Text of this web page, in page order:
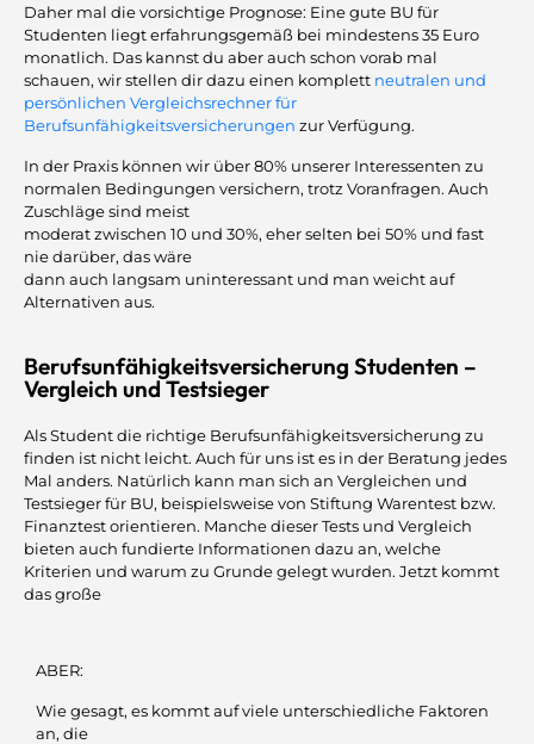
Daher mal die vorsichtige Prognose: Eine gute BU für
Studenten liegt erfahrungsgemäß bei mindestens 35 Euro
monatlich. Das kannst du aber auch schon vorab mal
schauen, wir stellen dir dazu einen komplett neutralen und
persönlichen Vergleichsrechner für
Berufsunfähigkeitsversicherungen zur Verfügung.
In der Praxis können wir über 80% unserer Interessenten zu
normalen Bedingungen versichern, trotz Voranfragen. Auch
Zuschläge sind meist
moderat zwischen 10 und 30%, eher selten bei 50% und fast
nie darüber, das wäre
dann auch langsam uninteressant und man weicht auf
Alternativen aus.
Berufsunfähigkeitsversicherung Studenten –
Vergleich und Testsieger
Als Student die richtige Berufsunfähigkeitsversicherung zu
finden ist nicht leicht. Auch für uns ist es in der Beratung jedes
Mal anders. Natürlich kann man sich an Vergleichen und
Testsieger für BU, beispielsweise von Stiftung Warentest bzw.
Finanztest orientieren. Manche dieser Tests und Vergleich
bieten auch fundierte Informationen dazu an, welche
Kriterien und warum zu Grunde gelegt wurden. Jetzt kommt
das große
ABER:
Wie gesagt, es kommt auf viele unterschiedliche Faktoren
an, die